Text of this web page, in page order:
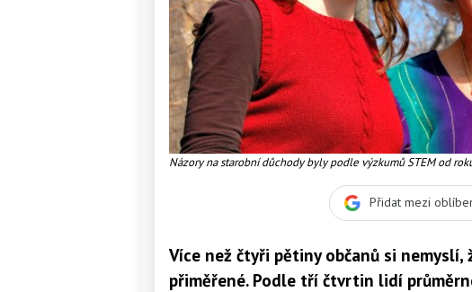
Názory na starobní důchody byly podle výzkumů STEM od
Přidat mezi
Více než čtyři pětiny občanů si
přiměřené. Podle tří čtvrtin lidí